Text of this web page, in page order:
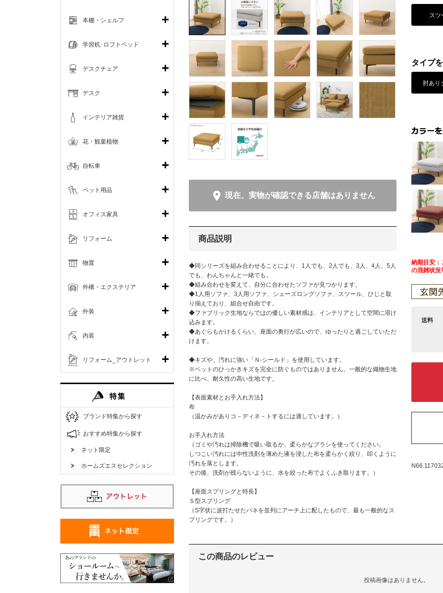
現在、実物が確認できる店舗はありません
商品説明
◆同シリーズを組み合わせることにより、1人でも、2人でも、3人、4人、5人
でも、わんちゃんと一緒でも。
◆組み合わせを変えて、自分に合わせたソファが見つかります。
◆1人用ソファ、3人用ソファ、シェーズロングソファ、スツール、ひじと取
り揃えており、組合せ自由です。
◆ファブリック生地ならではの優しい素材感は、インテリアとして空間に溶け
込みます。
◆あぐらもかけるくらい、座面の奥行が広いので、ゆったりと過ごしていただ
けます。
◆キズや、汚れに強い「Ｎ-シールド」を使用しています。
※ペットのひっかきキズを完全に防ぐものではありません。一般的な織物生地
に比べ、耐久性の高い生地です。
【表面素材とお手入れ方法】
布
（温かみがありコ－ディネ－トするには適しています。）
お手入れ方法
（ゴミや汚れは掃除機で吸い取るか、柔らかなブラシを使ってください。
しつこい汚れには中性洗剤を薄めた液を浸した布を柔らかく絞り、叩くように
汚れを落とします。
その後、洗剤が残らないように、水を絞った布でよくふき取ります。）
【座面スプリングと特長】
Ｓ型スプリング
（S字状に波打たせたバネを並列にアーチ上に配したもので、最も一般的なス
プリングです。）
スツ
タイプ
肘あり
納期目安
の混雑状況
送料
この商品のレビュー
投稿画像はありません。
本棚・シェルフ
学習机･ロフトベッド
デスクチェア
デスク
インテリア雑貨
花・観葉植物
自転車
ペット用品
オフィス家具
リフォーム
リフォーム_アウトレット
物置
外構・エクステリア
外装
内装
ブランド特集から探す
おすすめ特集から探す
ネット限定
ホームズエスセレクション